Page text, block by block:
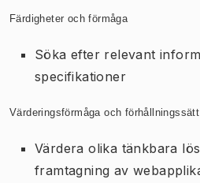
Färdigheter och förmåga
Söka efter relevant
specifikationer
Värderingsförmåga och förhållningssätt
Värdera olika tänkbara
framtagning av